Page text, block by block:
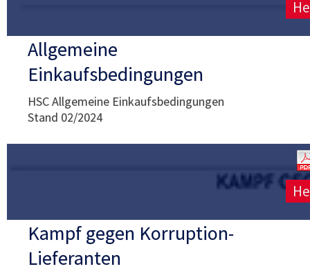
Allgemeine
Einkaufsbedingungen
HSC Allgemeine Einkaufsbedingungen
Stand 02/2024
Kampf gegen Korruption-
Lieferanten